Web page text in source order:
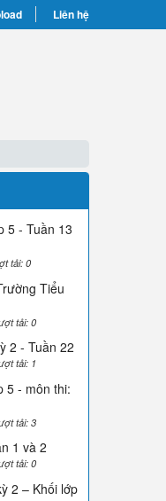
Liên hệ
5 - Tuần 13
tải: 0
Tiểu
tải: 0
2 - Tuần 22
tải: 1
5 - môn thi:
tải: 3
1 và 2
tải: 0
2 – Khối lớp